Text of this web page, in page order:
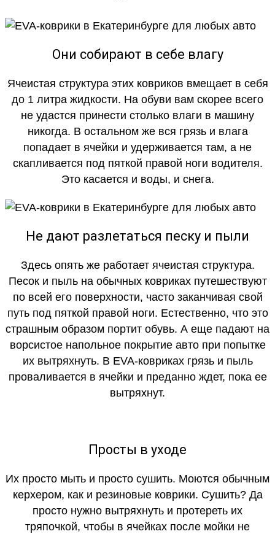
Они собирают в себе влагу
Ячеистая структура этих ковриков вмещает в себя
до 1 литра жидкости. На обуви вам скорее всего
не удастся принести столько влаги в машину
никогда. В остальном же вся грязь и влага
попадает в ячейки и удерживается там, а не
скапливается под пяткой правой ноги водителя.
Это касается и воды, и снега.
Не дают разлетаться песку и пыли
Здесь опять же работает ячеистая структура.
Песок и пыль на обычных ковриках путешествуют
по всей его поверхности, часто заканчивая свой
путь под пяткой правой ноги. Естественно, что это
страшным образом портит обувь. А еще падают на
ворсистое напольное покрытие авто при попытке
их вытряхнуть. В EVA-ковриках грязь и пыль
проваливается в ячейки и преданно ждет, пока ее
вытряхнут.
Просты в уходе
Их просто мыть и просто сушить. Моются обычным
керхером, как и резиновые коврики. Сушить? Да
просто нужно вытряхнуть и протереть их
тряпочкой, чтобы в ячейках после мойки не